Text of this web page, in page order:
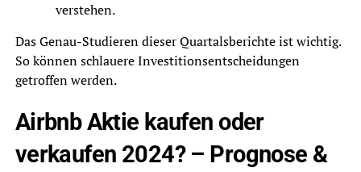
verstehen.
Das Genau-Studieren dieser Quartalsberichte ist wichtig.
So können schlauere Investitionsentscheidungen
getroffen werden.
Airbnb Aktie kaufen oder
verkaufen 2024? – Prognose &